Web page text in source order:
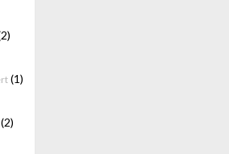
(1)
(2)